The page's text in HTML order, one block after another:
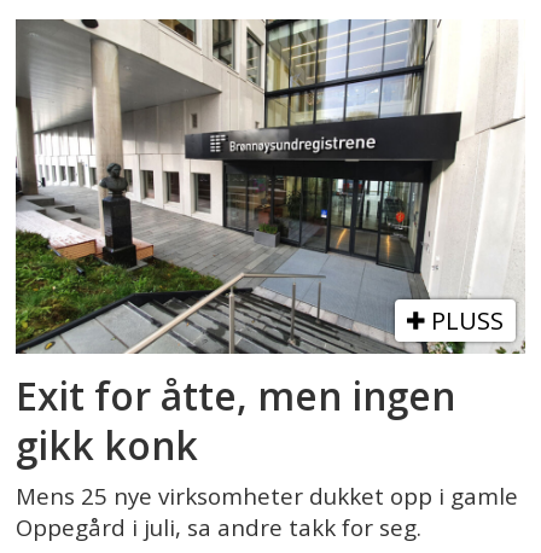
PLUSS
Exit for åtte, men ingen
gikk konk
Mens 25 nye virksomheter dukket opp i gamle
Oppegård i juli, sa andre takk for seg.